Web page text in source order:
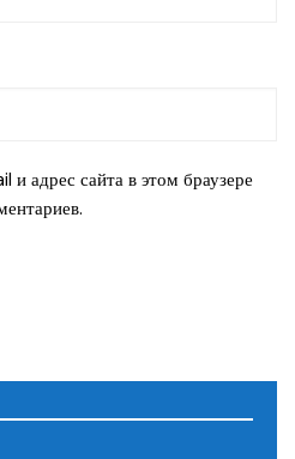
адрес сайта в этом браузере